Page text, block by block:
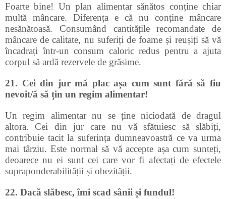
Foarte bine! Un plan alimentar sănătos conține chiar
multă mâncare. Diferența e că nu conține mâncare
nesănătoasă. Consumând cantitățile recomandate de
mâncare de calitate, nu suferiți de foame și reușiți să vă
încadrați într-un consum caloric redus pentru a ajuta
corpul să ardă rezervele de grăsime.
21. Cei din jur mă plac așa cum sunt fără să fiu
nevoit/ă să țin un regim alimentar!
Un regim alimentar nu se ține niciodată de dragul
altora. Cei din jur care nu vă sfătuiesc să slăbiți,
contribuie tacit la suferința dumneavoastră ce va urma
mai târziu. Este normal să vă accepte așa cum sunteți,
deoarece nu ei sunt cei care vor fi afectați de efectele
supraponderabilității și obezității.
22. Dacă slăbesc, îmi scad sânii și fundul!